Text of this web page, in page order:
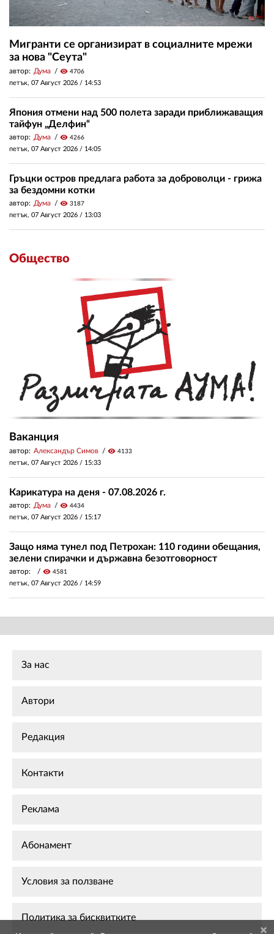
Мигранти се организират в социалните мрежи
за нова "Сеута"
автор: Дума visibility 4706
петък, 07 Август 2026 / 14:53
Япония отмени над 500 полета заради приближаващия
тайфун „Делфин“
автор: Дума visibility 4266
петък, 07 Август 2026 / 14:05
Гръцки остров предлага работа за доброволци - грижа
за бездомни котки
автор: Дума visibility 3187
петък, 07 Август 2026 / 13:03
Общество
Ваканция
автор: Александър Симов visibility 4133
петък, 07 Август 2026 / 15:33
Карикатура на деня - 07.08.2026 г.
автор: Дума visibility 4434
петък, 07 Август 2026 / 15:17
Защо няма тунел под Петрохан: 110 години обещания,
зелени спирачки и държавна безотговорност
автор: visibility 4581
петък, 07 Август 2026 / 14:59
За нас
Автори
Редакция
Контакти
Реклама
Абонамент
Условия за ползване
Политика за бисквитките